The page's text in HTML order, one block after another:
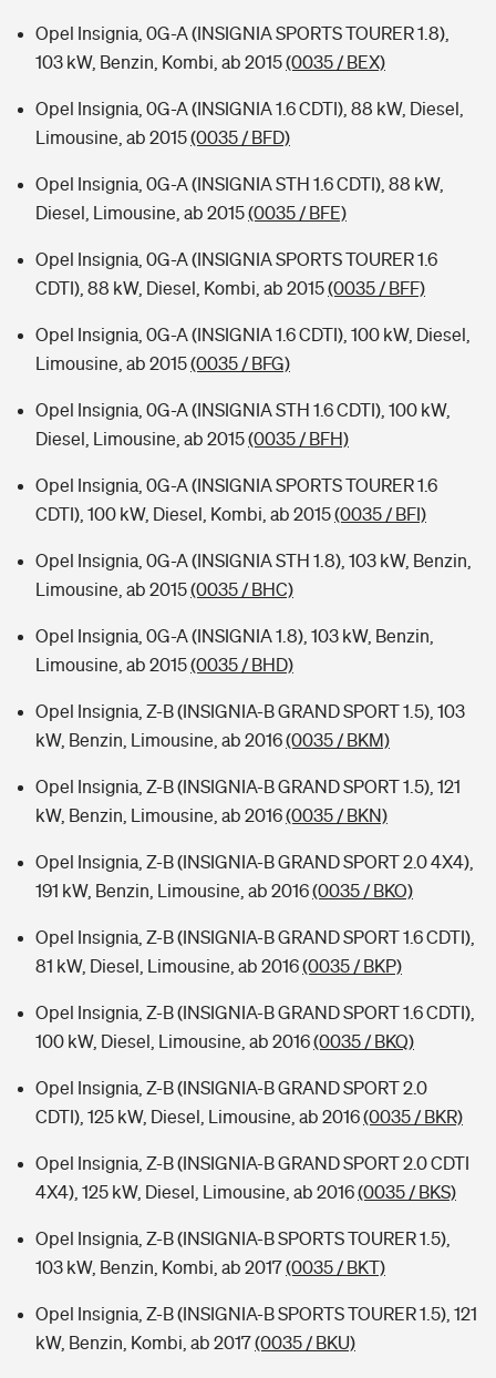
Opel Insignia, 0G-A (INSIGNIA SPORTS TOURER 1.8),
103 kW, Benzin, Kombi, ab 2015(0035 / BEX)
Opel Insignia, 0G-A (INSIGNIA 1.6 CDTI), 88 kW, Diesel,
Limousine, ab 2015(0035 / BFD)
Opel Insignia, 0G-A (INSIGNIA STH 1.6 CDTI), 88 kW,
Diesel, Limousine, ab 2015(0035 / BFE)
Opel Insignia, 0G-A (INSIGNIA SPORTS TOURER 1.6
CDTI), 88 kW, Diesel, Kombi, ab 2015(0035 / BFF)
Opel Insignia, 0G-A (INSIGNIA 1.6 CDTI), 100 kW, Diesel,
Limousine, ab 2015(0035 / BFG)
Opel Insignia, 0G-A (INSIGNIA STH 1.6 CDTI), 100 kW,
Diesel, Limousine, ab 2015(0035 / BFH)
Opel Insignia, 0G-A (INSIGNIA SPORTS TOURER 1.6
CDTI), 100 kW, Diesel, Kombi, ab 2015(0035 / BFI)
Opel Insignia, 0G-A (INSIGNIA STH 1.8), 103 kW, Benzin,
Limousine, ab 2015(0035 / BHC)
Opel Insignia, 0G-A (INSIGNIA 1.8), 103 kW, Benzin,
Limousine, ab 2015(0035 / BHD)
Opel Insignia, Z-B (INSIGNIA-B GRAND SPORT 1.5), 103
kW, Benzin, Limousine, ab 2016(0035 / BKM)
Opel Insignia, Z-B (INSIGNIA-B GRAND SPORT 1.5), 121
kW, Benzin, Limousine, ab 2016(0035 / BKN)
Opel Insignia, Z-B (INSIGNIA-B GRAND SPORT 2.0 4X4),
191 kW, Benzin, Limousine, ab 2016(0035 / BKO)
Opel Insignia, Z-B (INSIGNIA-B GRAND SPORT 1.6 CDTI),
81 kW, Diesel, Limousine, ab 2016(0035 / BKP)
Opel Insignia, Z-B (INSIGNIA-B GRAND SPORT 1.6 CDTI),
100 kW, Diesel, Limousine, ab 2016(0035 / BKQ)
Opel Insignia, Z-B (INSIGNIA-B GRAND SPORT 2.0
CDTI), 125 kW, Diesel, Limousine, ab 2016(0035 / BKR)
Opel Insignia, Z-B (INSIGNIA-B GRAND SPORT 2.0 CDTI
4X4), 125 kW, Diesel, Limousine, ab 2016(0035 / BKS)
Opel Insignia, Z-B (INSIGNIA-B SPORTS TOURER 1.5),
103 kW, Benzin, Kombi, ab 2017(0035 / BKT)
Opel Insignia, Z-B (INSIGNIA-B SPORTS TOURER 1.5), 121
kW, Benzin, Kombi, ab 2017(0035 / BKU)